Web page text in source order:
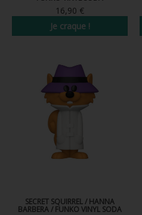
16,90 €
Je craque !
SECRET SQUIRREL / HANNA
BARBERA / FUNKO VINYL SODA